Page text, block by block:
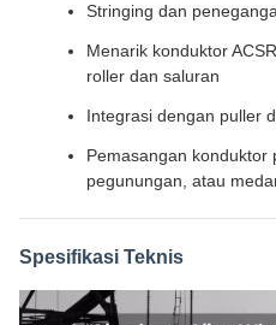
Stringing dan
Menarik konduktor
roller dan saluran
Integrasi dengan puller
Pemasangan konduktor
pegunungan, atau
Spesifikasi Teknis